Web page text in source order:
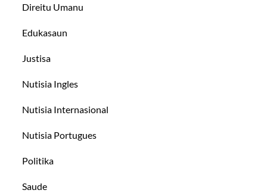
Direitu Umanu
Edukasaun
Justisa
Nutisia Ingles
Nutisia Internasional
Nutisia Portugues
Politika
Saude